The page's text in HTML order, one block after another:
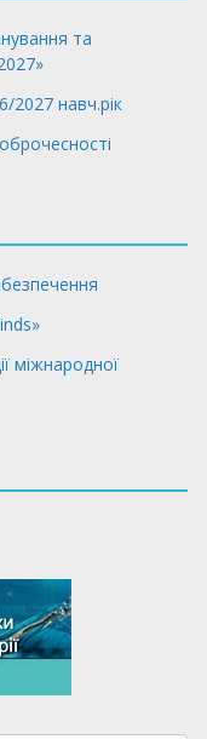
та
навч.рік
міжнародної